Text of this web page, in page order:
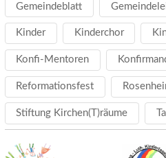
Gemeindeblatt
Kinder Kinderchor
Konfi-Mentoren
Reformationsfest
Stiftung Kirchen(T)räume